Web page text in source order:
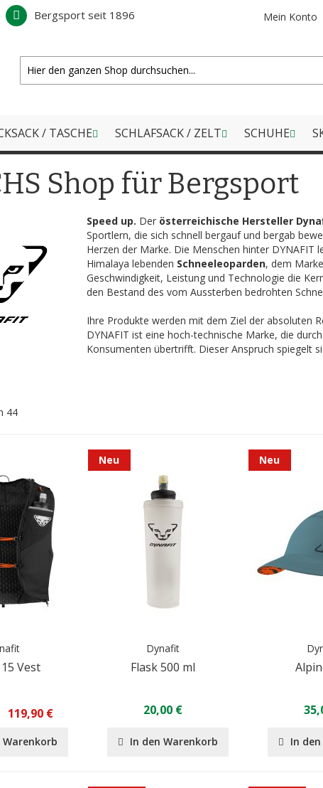
Mein Konto
Bergsport seit 1896
/ TASCHE SCHLAFSACK / ZELT SCHUHE
Shop für Bergsport
Speed up. Der österreichische Hersteller
Sportlern, die sich schnell bergauf und bergab
Herzen der Marke. Die Menschen hinter DYNAFIT
Himalaya lebenden Schneeleoparden, dem
Geschwindigkeit, Leistung und Technologie die
den Bestand des vom Aussterben bedrohten
Ihre Produkte werden mit dem Ziel der absoluten
DYNAFIT ist eine hoch-technische Marke, die
Konsumenten übertrifft. Dieser Anspruch spiegelt
44
Vest
119,90 €
Warenkorb
Neu
Dynafit
Flask 500 ml
20,00 €
In den Warenkorb
Neu
In